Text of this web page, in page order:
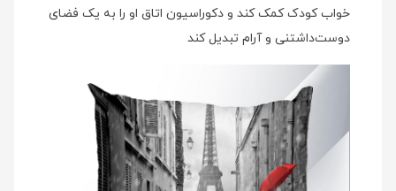
خواب کودک کمک کند و دکوراسیون اتاق او را به یک فضای
دوست‌داشتنی و آرام تبدیل کند